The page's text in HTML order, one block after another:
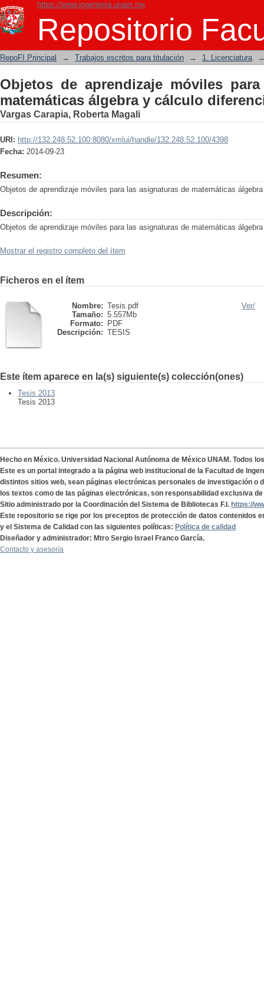
https://www.ingenieria.unam.mx
Repositorio
Objetos de aprendizaje móviles
cálculo diferencial
RepoFI Principal → Trabajos escritos para titulación → 1. Licenciatura
Objetos de aprendizaje móviles
matemáticas álgebra y cálculo
Vargas Carapia, Roberta Magali
URI: http://132.248.52.100:8080/xmlui/handle/132.248.52.100/4398
Fecha: 2014-09-23
Resumen:
Objetos de aprendizaje móviles para las asignaturas de matemáticas
Descripción:
Objetos de aprendizaje móviles para las asignaturas de matemáticas
Mostrar el registro completo del ítem
Ficheros en el ítem
Nombre: Tesis.pdf
Tamaño: 5.557Mb
Formato:
PDF
Descripción: TESIS
Ver/
Este ítem aparece en la(s) siguiente(s) colección(ones)
Tesis 2013
Tesis 2013
Hecho en México. Universidad Nacional Autónoma de México UNAM. Todos
Este es un portal integrado a la página web institucional de la Facultad de
distintos sitios web, sean páginas electrónicas personales de investigación o
los textos como de las páginas electrónicas, son responsabilidad exclusiva
Sitio administrado por la Coordinación del Sistema de Bibliotecas F.I. https://
Este repositorio se rige por los preceptos de protección de datos contenidos
y el Sistema de Calidad con las siguientes políticas: Política de calidad
Diseñador y administrador: Mtro Sergio Israel Franco García.
Contacto y asesoría